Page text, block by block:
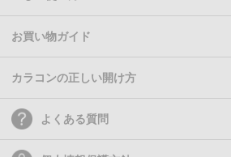
お買い物ガイド
カラコンの正しい開け方
よくある質問